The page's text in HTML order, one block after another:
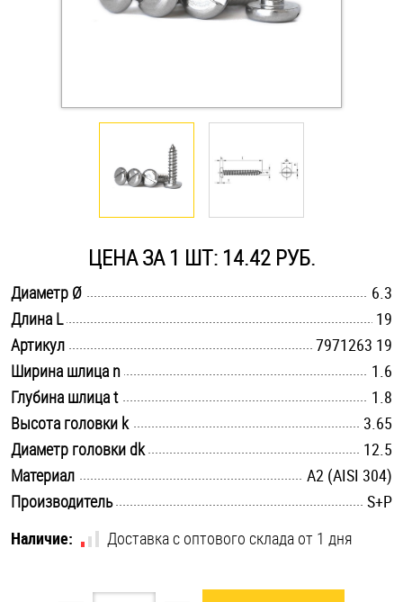
Крюки, кольца с шурупной резьбой
Саморезы и шурупы
Такелаж
Хомуты
Шайбы
Шпильки
Шплинты
Штифты и пальцы
ЦЕНА ЗА 1 ШТ: 14.42 РУБ.
Диаметр Ø
6.3
Длина L
19
Артикул
7971263 19
Ширина шлица n
1.6
Глубина шлица t
1.8
Высота головки k
3.65
Диаметр головки dk
12.5
Материал
А2 (AISI 304)
Производитель
S+P
Наличие:
Доставка с оптового склада от 1 дня